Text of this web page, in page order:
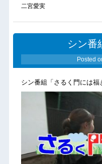
二宮愛実
シン番
Posted
シン番組「さるく門には福